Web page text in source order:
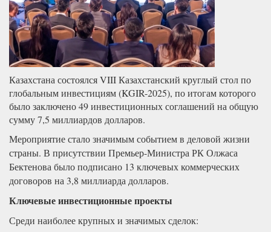
Казахстана состоялся VIII Казахстанский круглый стол по
глобальным инвестициям (KGIR-2025), по итогам которого
было заключено 49 инвестиционных соглашений на общую
сумму 7,5 миллиардов долларов.
Мероприятие стало значимым событием в деловой жизни
страны. В присутствии Премьер-Министра РК Олжаса
Бектенова было подписано 13 ключевых коммерческих
договоров на 3,8 миллиарда долларов.
Ключевые инвестиционные проекты
Среди наиболее крупных и значимых сделок: